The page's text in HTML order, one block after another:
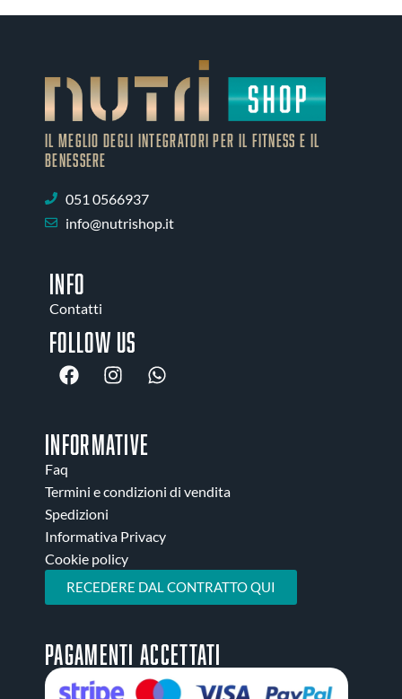
IL MEGLIO DEGLI Integratori PER IL FITNESS E IL
BENESSERE
051 0566937
info@nutrishop.it
INFO
Contatti
Follow us
INFORMATIVE
Faq
Termini e condizioni di vendita
Spedizioni
Informativa Privacy
Cookie policy
RECEDERE DAL CONTRATTO QUI
Pagamenti accettati